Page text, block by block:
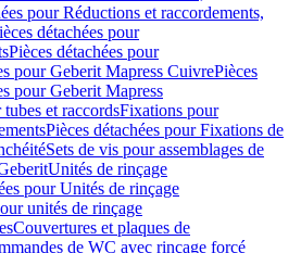
pour Réductions et raccordements,
détachées pour
Pièces détachées pour
pour Geberit Mapress CuivrePièces
pour Geberit Mapress
et raccordsFixations pour
Pièces détachées pour Fixations de
Sets de vis pour assemblages de
Unités de rinçage
pour Unités de rinçage
unités de rinçage
Couvertures et plaques de
de WC avec rinçage forcé